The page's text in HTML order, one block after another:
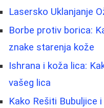
Lasersko Uklanjanje
Borbe protiv borica:
znake starenja kože
Ishrana i koža lica:
vašeg lica
Kako Rešiti Bubuljice